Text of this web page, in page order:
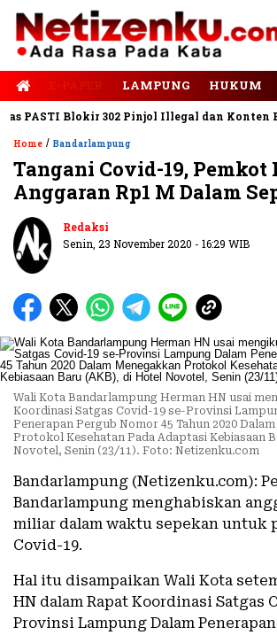
LAMPUNG HUKUM
Blokir 302 Pinjol Illegal dan Konten
Home / Bandarlampung
Tangani Covid-19, Pemkot
Anggaran Rp1 M Dalam
Redaksi
Senin, 23 November 2020 - 16:29 WIB
Wali Kota Bandarlampung Herman HN usai
Koordinasi Satgas Covid-19 se-Provinsi
Penerapan Pergub Nomor 45 Tahun 2020
Protokol Kesehatan Pada Adaptasi Kebiasaan
Novotel, Senin (23/11). Foto: Netizenku.com
Bandarlampung (Netizenku.com):
Bandarlampung menghabiskan
miliar dalam waktu sepekan untuk
Covid-19.
Hal itu disampaikan Wali Kota
HN dalam Rapat Koordinasi Satgas
Provinsi Lampung Dalam